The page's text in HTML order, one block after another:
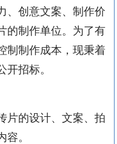
创意文案、制作价
的制作单位。为了有
制制作成本，现秉着
开招标。
的设计、文案、拍
容。